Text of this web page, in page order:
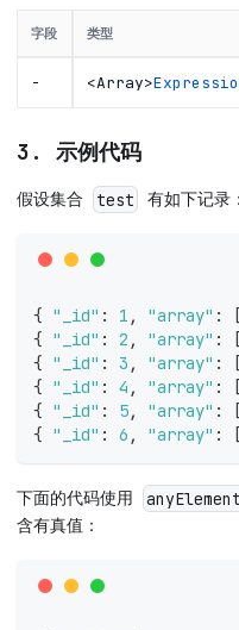
字段 类型
- <Array>
3. 示例代码
假设集合 test 有如下记录：
{ "_id" : 1 , "array" : [
{ "_id" : 2 , "array" : [
{ "_id" : 3 , "array" : [
{ "_id" : 4 , "array" : [
{ "_id" : 5, "array" : [
{ "_id" : 6 , "array" : [
下面的代码使用
含有真值：